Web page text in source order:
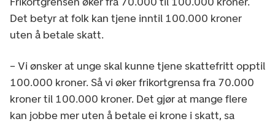
Det betyr at folk kan tjene inntil 100.000 kroner
uten å betale skatt.
– Vi ønsker at unge skal kunne tjene skattefritt opptil
100.000 kroner. Så vi øker frikortgrensa fra 70.000
kroner til 100.000 kroner. Det gjør at mange flere
kan jobbe mer uten å betale ei krone i skatt, sa